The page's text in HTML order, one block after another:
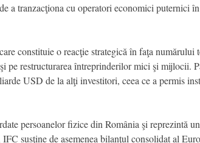
a tranzacţiona cu operatori economici puternici
constituie o reacţie strategică în faţa numărului
pe restructurarea întreprinderilor mici şi mijlocii.
USD de la alţi investitori, ceea ce a permis
persoanelor fizice din România şi reprezintă
susţine de asemenea bilanţul consolidat al